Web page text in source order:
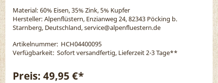
Material: 60% Eisen, 35% Zink, 5% Kupfer
Hersteller: Alpenflüstern, Enzianweg 24, 82343 Pöcking b.
Starnberg, Deutschland, service@alpenfluestern.de
Artikelnummer: HCH04400095
Verfügbarkeit: Sofort versandfertig, Lieferzeit 2-3 Tage**
Preis:49,95 €*